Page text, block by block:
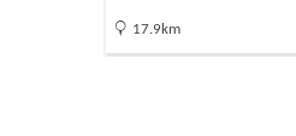
17.9km